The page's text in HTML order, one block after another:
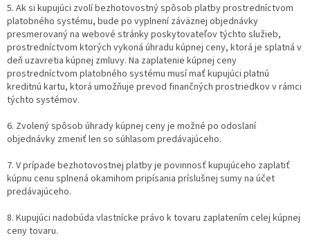
5. Ak si kupujúci zvolí bezhotovostný spôsob platby prostredníctvom
platobného systému, bude po vyplnení záväznej objednávky
presmerovaný na webové stránky poskytovateľov týchto služieb,
prostredníctvom ktorých vykoná úhradu kúpnej ceny, ktorá je splatná v
deň uzavretia kúpnej zmluvy. Na zaplatenie kúpnej ceny
prostredníctvom platobného systému musí mať kupujúci platnú
kreditnú kartu, ktorá umožňuje prevod finančných prostriedkov v rámci
týchto systémov.
6. Zvolený spôsob úhrady kúpnej ceny je možné po odoslaní
objednávky zmeniť len so súhlasom predávajúceho.
7. V prípade bezhotovostnej platby je povinnosť kupujúceho zaplatiť
kúpnu cenu splnená okamihom pripísania príslušnej sumy na účet
predávajúceho.
8. Kupujúci nadobúda vlastnícke právo k tovaru zaplatením celej kúpnej
ceny tovaru.